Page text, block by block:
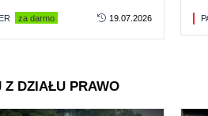
promu na promenadę
za darmo 19.07.2026
Z DZIAŁU PRAWO